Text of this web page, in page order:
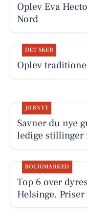
Oplev Eva
Nord
DET SKER
Oplev
JOBNYT
Savner du nye
ledige stillinger
BOLIGMARKED
Top 6 over
Helsinge.